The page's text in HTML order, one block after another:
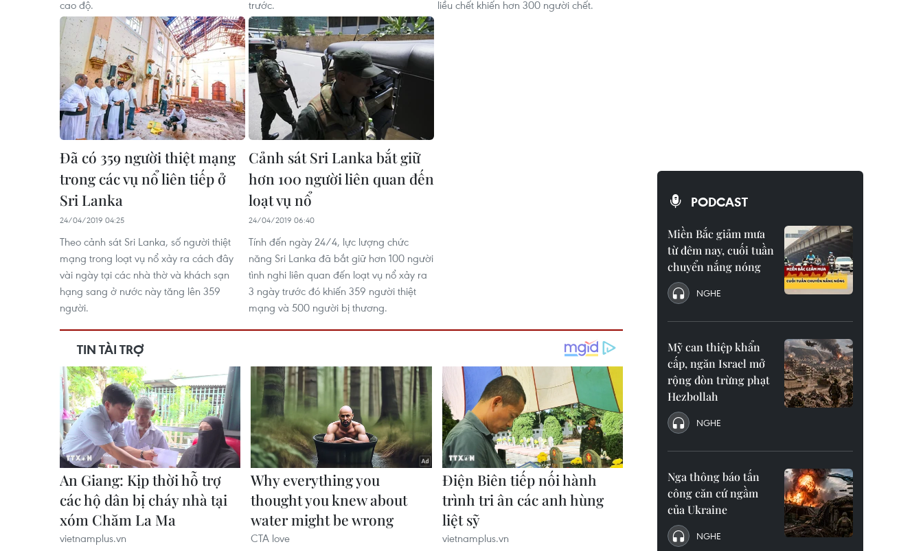
cao độ.
trước.
liều chết khiến hơn 300 người chết.
Đã có 359 người thiệt mạng
trong các vụ nổ liên tiếp ở
Sri Lanka
24/04/2019 04:25
Theo cảnh sát Sri Lanka, số người thiệt
mạng trong loạt vụ nổ xảy ra cách đây
vài ngày tại các nhà thờ và khách sạn
hạng sang ở nước này tăng lên 359
người.
Cảnh sát Sri Lanka bắt giữ
hơn 100 người liên quan đến
loạt vụ nổ
24/04/2019 06:40
Tính đến ngày 24/4, lực lượng chức
năng Sri Lanka đã bắt giữ hơn 100 người
tình nghi liên quan đến loạt vụ nổ xảy ra
3 ngày trước đó khiến 359 người thiệt
mạng và 500 người bị thương.
PODCAST
Miền Bắc giảm mưa
từ đêm nay, cuối tuần
chuyển nắng nóng
NGHE
Mỹ can thiệp khẩn
cấp, ngăn Israel mở
rộng đòn trừng phạt
Hezbollah
NGHE
Nga thông báo tấn
công căn cứ ngầm
của Ukraine
NGHE